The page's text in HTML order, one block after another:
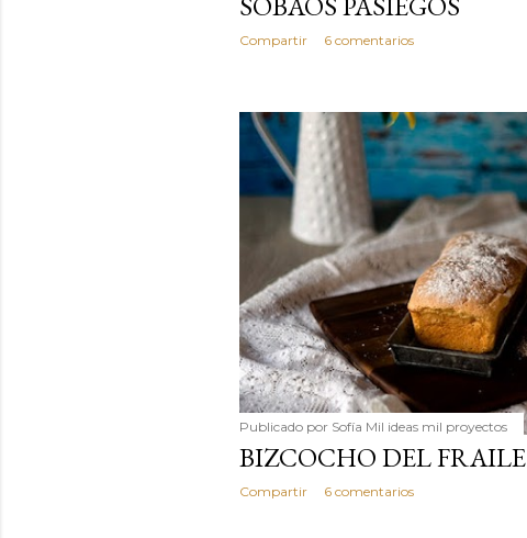
Compartir 6 comentarios
Publicado por Sofía Mil ideas mil proyectos
BIZCOCHO DEL FRAILE
Compartir 6 comentarios